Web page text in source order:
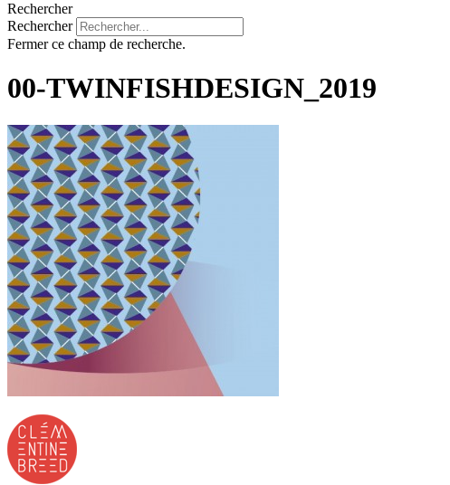
Rechercher
Rechercher
Fermer ce champ de recherche.
00-TWINFISHDESIGN_2019